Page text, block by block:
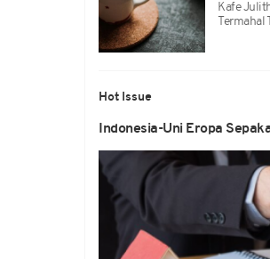
Kafe
Termahal
Hot Issue
Indonesia-Uni Eropa